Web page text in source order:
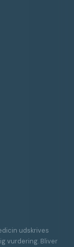
udskrives
vurdering. Bliver